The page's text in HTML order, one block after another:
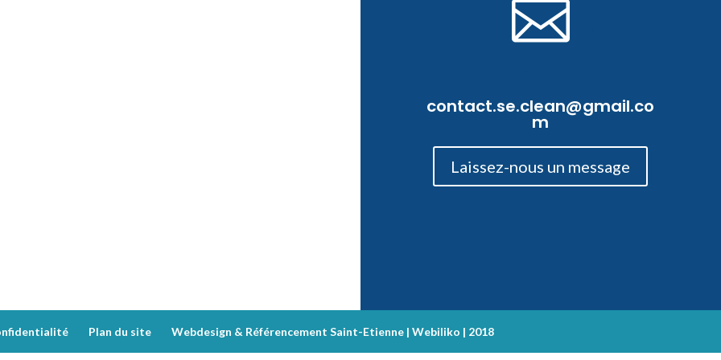

contact.se.clean@gmail.co
m
Laissez-nous un message
Plan du site Webdesign & Référencement Saint-Etienne | Webiliko | 2018